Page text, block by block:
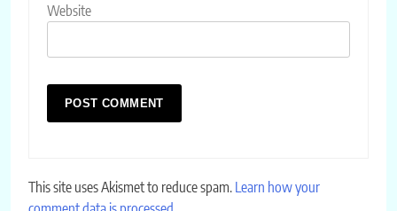
Website
This site uses Akismet to reduce spam. Learn how your